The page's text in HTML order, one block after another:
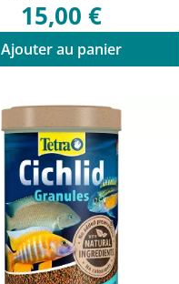
15,00 €
Ajouter au panier